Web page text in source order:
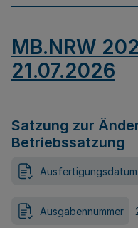
MB.NRW
21.07.2026
Satzung zur
Betriebssatzung
Ausfertigungsdatum
Ausgabennummer